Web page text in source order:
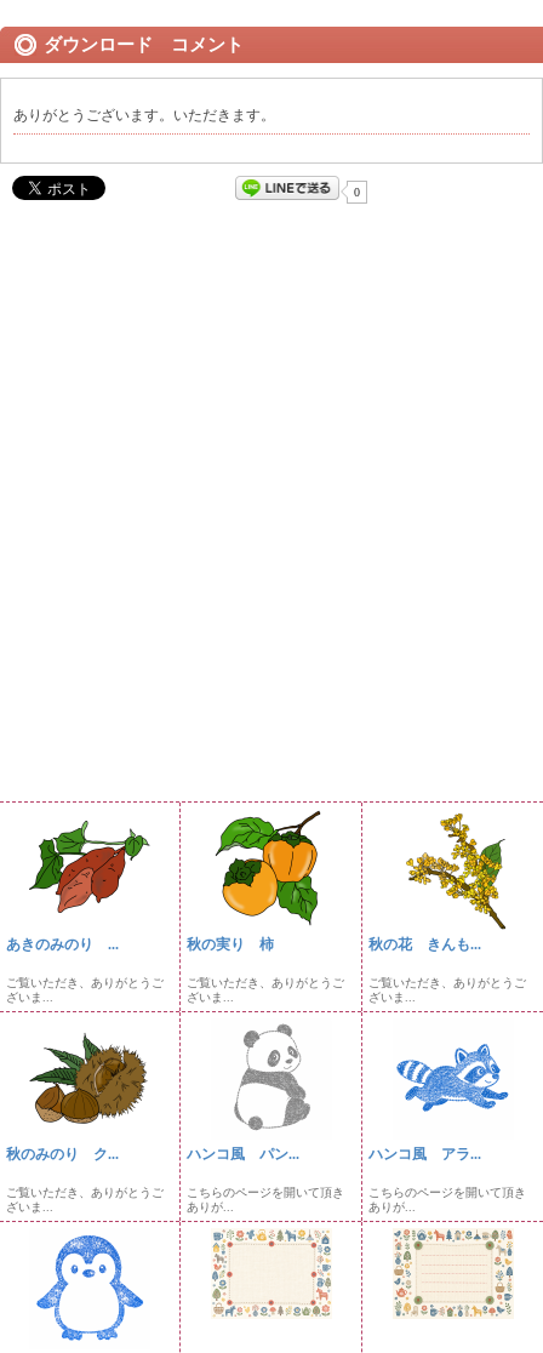
ダウンロード コメント
ありがとうございます。いただきます。
0
あきのみのり ...
ご覧いただき、ありがとうご
ざいま...
秋の実り 柿
ご覧いただき、ありがとうご
ざいま...
秋の花 きんも...
ご覧いただき、ありがとうご
ざいま...
秋のみのり ク...
ご覧いただき、ありがとうご
ざいま...
ハンコ風 パン...
こちらのページを開いて頂き
ありが...
ハンコ風 アラ...
こちらのページを開いて頂き
ありが...